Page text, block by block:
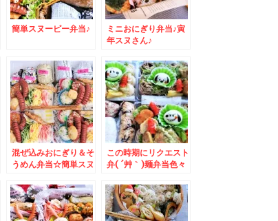
簡単スヌーピー弁当♪
ミニおにぎり弁当♪寅
年スヌさん♪
混ぜ込みおにぎり＆そ
うめん弁当☆簡単スヌ
この時期にリクエスト
弁( ´艸｀)麺弁当色々